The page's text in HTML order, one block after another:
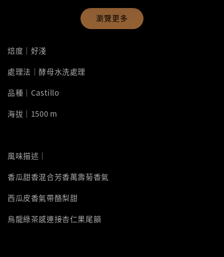
瀏覽更多
焙度｜好淺
處理法｜酵母水洗處理
品種｜Castillo
海拔｜1500 m
風味描述｜
香瓜甜香混合芳香萬壽菊香氣
西瓜皮香氣帶酪梨甜
烏龍綠茶感連接杏仁果尾韻